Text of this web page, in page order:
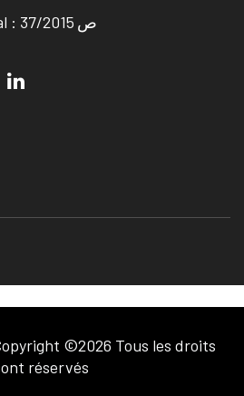
Numéro de dépôt légal : ص 37/2015
©2026 Tous les droits
réservés